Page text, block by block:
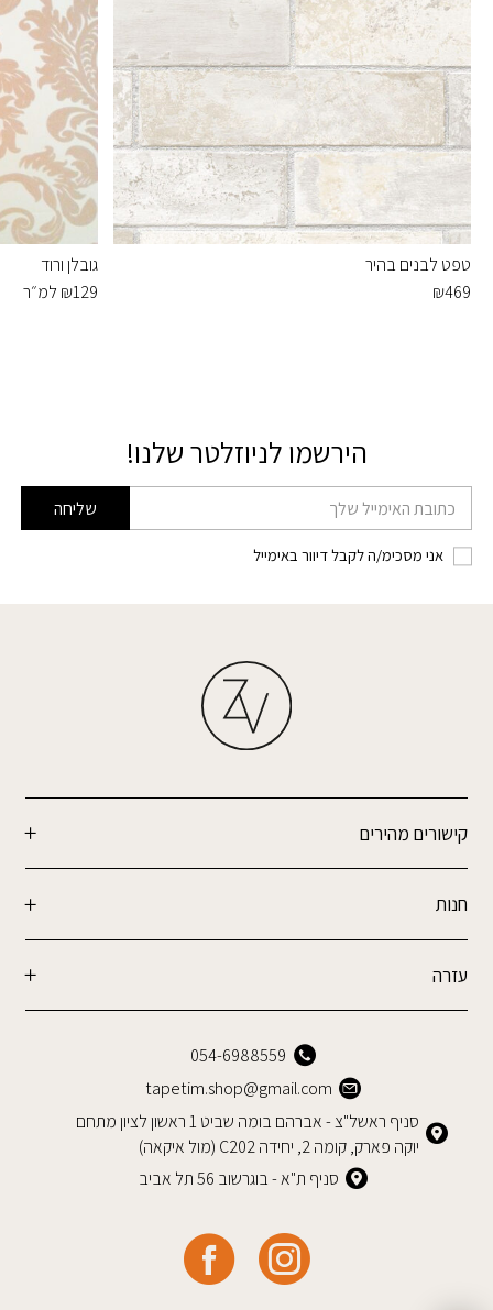
טפט לבנים בהיר
₪469
גובלן ורוד
₪129 למ״ר
הירשמו לניוזלטר שלנו!
דוא׳׳ל שליחה
אני מסכימ/ה לקבל דיוור באימייל
קישורים מהירים
חנות
עזרה
054-6988559
tapetim.shop@gmail.com
סניף ראשל"צ - אברהם בומה שביט 1 ראשון לציון מתחם
יוקה פארק, קומה 2, יחידה C202 (מול איקאה)
סניף ת"א - בוגרשוב 56 תל אביב